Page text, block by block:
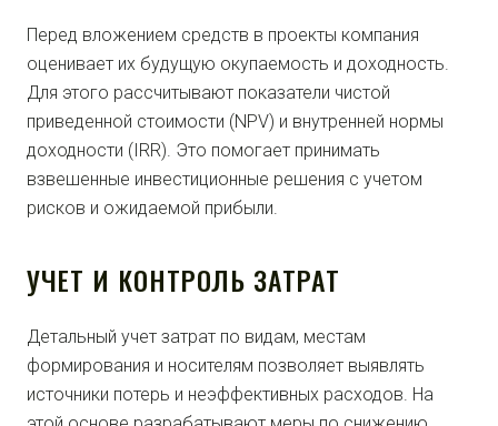
Перед вложением средств в проекты компания
оценивает их будущую окупаемость и доходность.
Для этого рассчитывают показатели чистой
приведенной стоимости (NPV) и внутренней нормы
доходности (IRR). Это помогает принимать
взвешенные инвестиционные решения с учетом
рисков и ожидаемой прибыли.
УЧЕТ И КОНТРОЛЬ ЗАТРАТ
Детальный учет затрат по видам, местам
формирования и носителям позволяет выявлять
источники потерь и неэффективных расходов. На